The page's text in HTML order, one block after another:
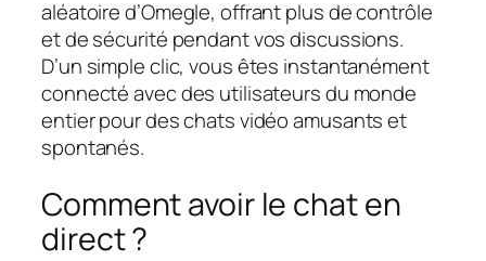
aléatoire d’Omegle, offrant plus de contrôle
et de sécurité pendant vos discussions.
D’un simple clic, vous êtes instantanément
connecté avec des utilisateurs du monde
entier pour des chats vidéo amusants et
spontanés.
Comment avoir le chat en
direct ?